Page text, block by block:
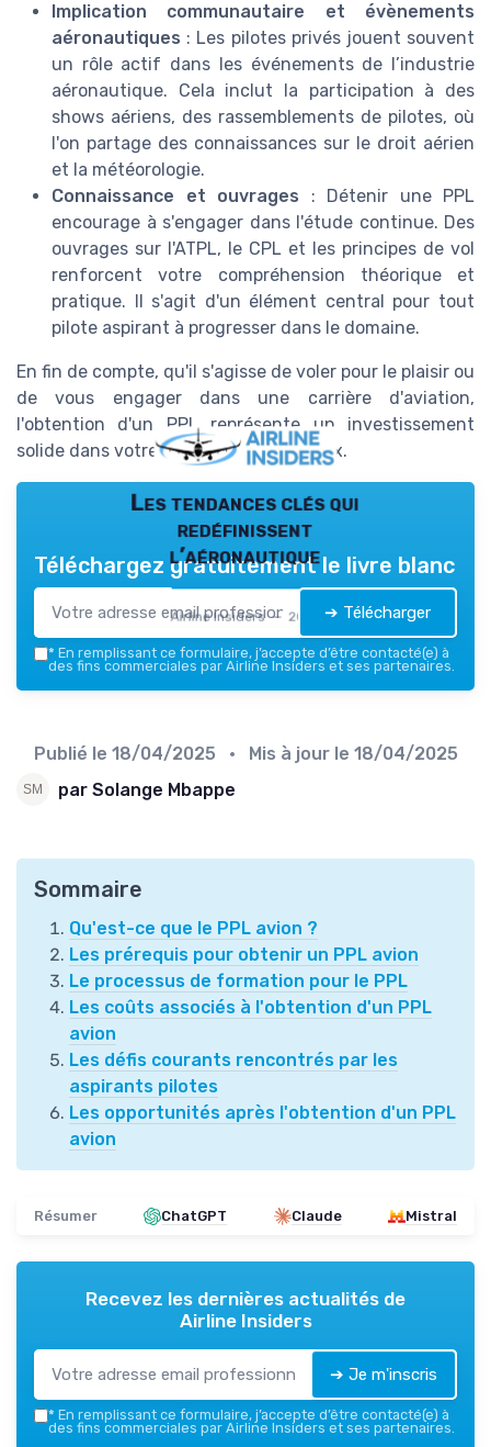
Implication communautaire et évènements
aéronautiques : Les pilotes privés jouent souvent
un rôle actif dans les événements de l’industrie
aéronautique. Cela inclut la participation à des
shows aériens, des rassemblements de pilotes, où
l'on partage des connaissances sur le droit aérien
et la météorologie.
Connaissance et ouvrages : Détenir une PPL
encourage à s'engager dans l'étude continue. Des
ouvrages sur l'ATPL, le CPL et les principes de vol
renforcent votre compréhension théorique et
pratique. Il s'agit d'un élément central pour tout
pilote aspirant à progresser dans le domaine.
En fin de compte, qu'il s'agisse de voler pour le plaisir ou
de vous engager dans une carrière d'aviation,
l'obtention d'un PPL représente un investissement
solide dans votre passion pour les cieux.
Les tendances clés qui
redéfinissent
l’aéronautique
Airline Insiders — 2026
Téléchargez gratuitement le livre blanc
➔ Télécharger
* En remplissant ce formulaire, j’accepte d’être contacté(e) à
des fins commerciales par Airline Insiders et ses partenaires.
Publié le 18/04/2025 • Mis à jour le 18/04/2025
par Solange Mbappe
Sommaire
Qu'est-ce que le PPL avion ?
Les prérequis pour obtenir un PPL avion
Le processus de formation pour le PPL
Les coûts associés à l'obtention d'un PPL
avion
Les défis courants rencontrés par les
aspirants pilotes
Les opportunités après l'obtention d'un PPL
avion
Résumer ChatGPT Claude Mistral
Recevez les dernières actualités de
Airline Insiders
➔ Je m'inscris
* En remplissant ce formulaire, j’accepte d’être contacté(e) à
des fins commerciales par Airline Insiders et ses partenaires.